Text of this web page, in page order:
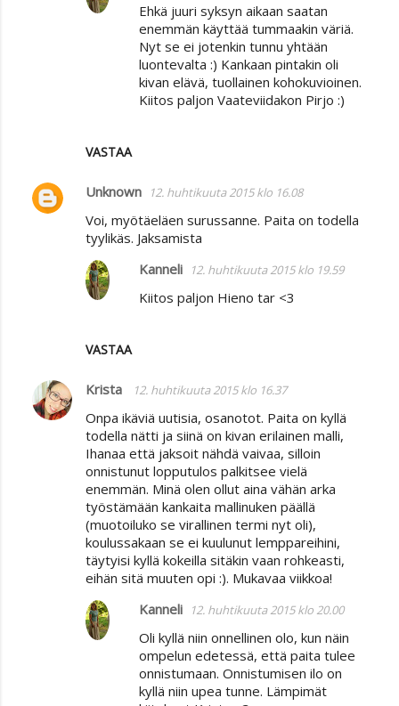
VASTAA
Ehkä juuri syksyn aikaan saatan
enemmän käyttää tummaakin väriä.
Nyt se ei jotenkin tunnu yhtään
luontevalta :) Kankaan pintakin oli
kivan elävä, tuollainen kohokuvioinen.
Kiitos paljon Vaateviidakon Pirjo :)
Unknown 12. huhtikuuta 2015 klo 16.08
Voi, myötäeläen surussanne. Paita on todella
tyylikäs. Jaksamista
VASTAA
Kanneli 12. huhtikuuta 2015 klo 19.59
Kiitos paljon Hieno tar <3
Krista 12. huhtikuuta 2015 klo 16.37
Onpa ikäviä uutisia, osanotot. Paita on kyllä
todella nätti ja siinä on kivan erilainen malli,
Ihanaa että jaksoit nähdä vaivaa, silloin
onnistunut lopputulos palkitsee vielä
enemmän. Minä olen ollut aina vähän arka
työstämään kankaita mallinuken päällä
(muotoiluko se virallinen termi nyt oli),
koulussakaan se ei kuulunut lemppareihini,
täytyisi kyllä kokeilla sitäkin vaan rohkeasti,
eihän sitä muuten opi :). Mukavaa viikkoa!
Kanneli 12. huhtikuuta 2015 klo 20.00
Oli kyllä niin onnellinen olo, kun näin
ompelun edetessä, että paita tulee
onnistumaan. Onnistumisen ilo on
kyllä niin upea tunne. Lämpimät